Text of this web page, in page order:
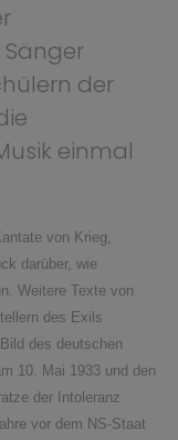
der
einmal
von Krieg,
darüber, wie
Weitere Texte von
des Exils
des deutschen
10. Mai 1933 und den
der Intoleranz
vor dem NS-Staat